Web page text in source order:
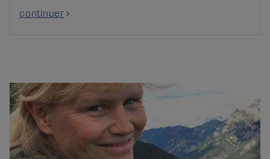
continuer